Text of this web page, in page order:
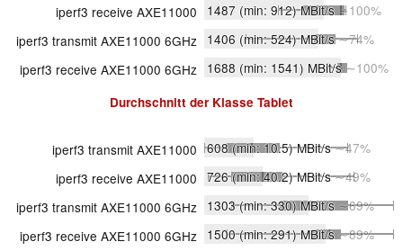
iperf3 receive AXE11000
1487 (min: 912)MBit/s∼100%
iperf3 transmit AXE11000 6GHz 1406 (min: 524)MBit/s∼74%
iperf3 receive AXE11000 6GHz 1688 (min: 1541) MBit/s∼100%
Durchschnitt der Klasse Tablet
iperf3 transmit AXE11000 608(min: 10.5)MBit/s∼47%
iperf3 receive AXE11000 726(min: 40.2)MBit/s∼49%
iperf3 transmit AXE11000 6GHz 1303(min: 330)MBit/s∼69%
iperf3 receive AXE11000 6GHz 1500(min: 291)MBit/s∼89%